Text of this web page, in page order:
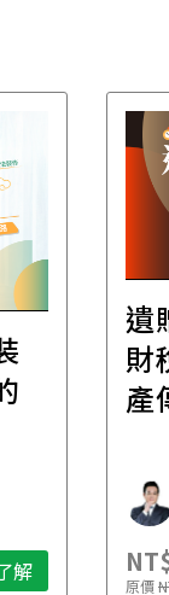
解
遺
財
產
原價